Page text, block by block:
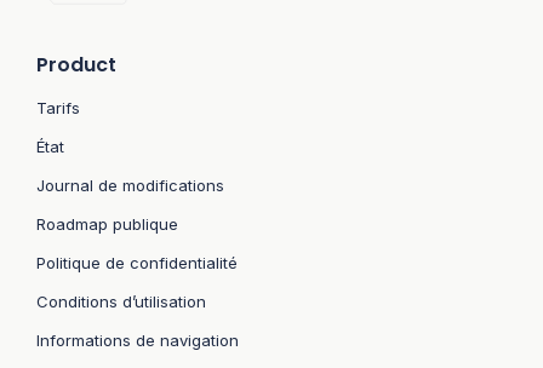
Product
Tarifs
État
Journal de modifications
Roadmap publique
Politique de confidentialité
Conditions d’utilisation
Informations de navigation